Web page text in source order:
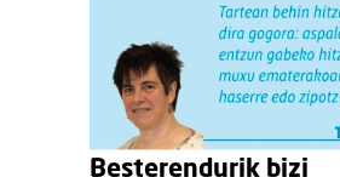
Besterendurik bizi